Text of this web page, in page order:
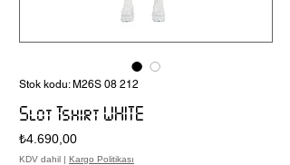
Stok kodu: M26S 08 212
Slot Tshirt WHITE
₺4.690,00Fiyat
KDV dahil | Kargo Politikası